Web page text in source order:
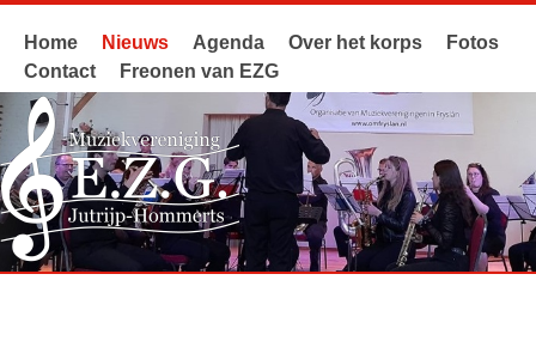
Home Nieuws Agenda Over het korps
Fotos
Contact
Freonen van EZG